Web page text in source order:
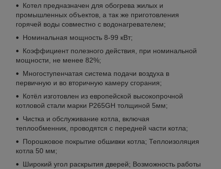
Котел предназначен для обогрева жилых и
промышленных объектов, а так же приготовления
горячей воды совместно с водонагревателем;
Номинальная мощность 8-99 кВт;
Коэффициент полезного действия, при номинальной
мощности, не менее 82%;
Многоступенчатая система подачи воздуха в
первичную и во вторичную камеру сгорания;
Котёл изготовлен из европейской высокопрочной
котловой стали марки P265GH толщиной 5мм;
Чистка и обслуживание котла, включая
теплообменник, проводятся с передней части котла;
Порошковое покрытие обшивки котла; Теплоизоляция
котла 50 мм;
Широкий угол раскрытия дверей; Возможность работы